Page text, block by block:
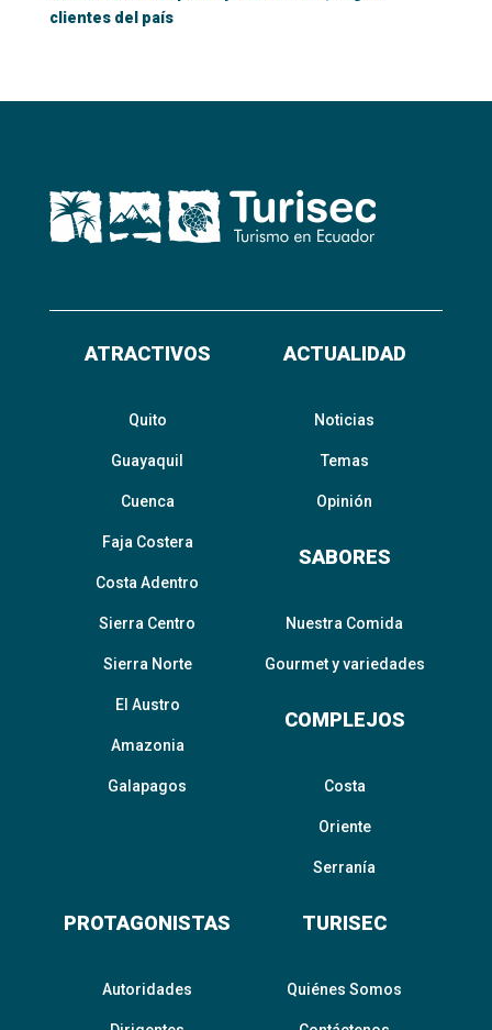
clientes del país
ATRACTIVOS
Quito
Guayaquil
Cuenca
Faja Costera
Costa Adentro
Sierra Centro
Sierra Norte
El Austro
Amazonia
Galapagos
ACTUALIDAD
Noticias
Temas
Opinión
SABORES
Nuestra Comida
Gourmet y variedades
COMPLEJOS
Costa
Oriente
Serranía
PROTAGONISTAS
Autoridades
TURISEC
Quiénes Somos